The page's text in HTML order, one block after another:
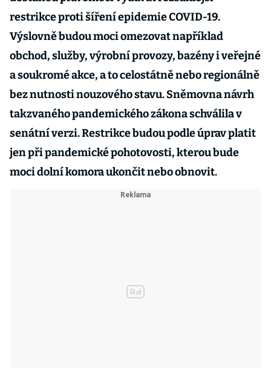
restrikce proti šíření epidemie COVID-19.
Výslovně budou moci omezovat například
obchod, služby, výrobní provozy, bazény i veřejné
a soukromé akce, a to celostátně nebo regionálně
bez nutnosti nouzového stavu. Sněmovna návrh
takzvaného pandemického zákona schválila v
senátní verzi. Restrikce budou podle úprav platit
jen při pandemické pohotovosti, kterou bude
moci dolní komora ukončit nebo obnovit.